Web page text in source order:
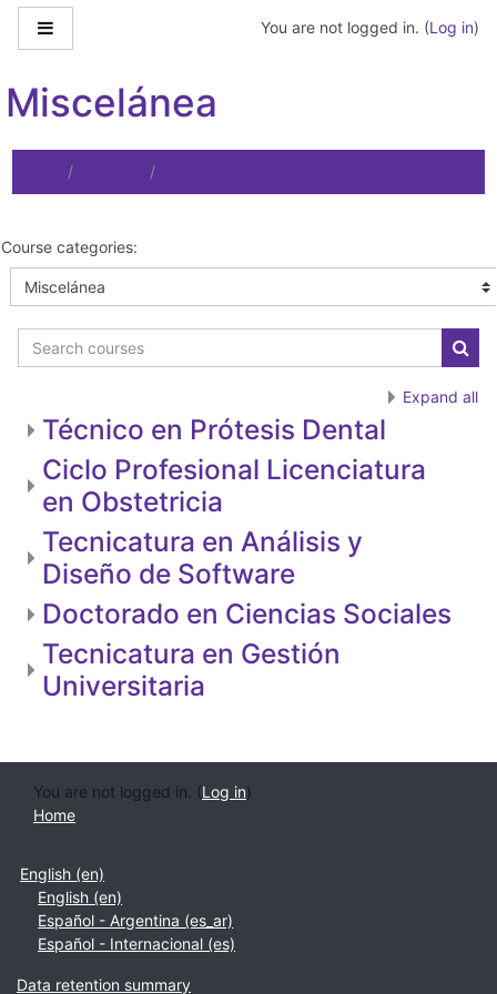
Skip to main content
You are not logged in. (Log in)
Miscelánea
Course categories:
Search courses
Expand all
Técnico en Prótesis Dental
Ciclo Profesional Licenciatura
en Obstetricia
Tecnicatura en Análisis y
Diseño de Software
Doctorado en Ciencias Sociales
Tecnicatura en Gestión
Universitaria
You are not logged in. (Log in)
Home
English ‎(en)‎
English ‎(en)‎
Español - Argentina ‎(es_ar)‎
Español - Internacional ‎(es)‎
Data retention summary